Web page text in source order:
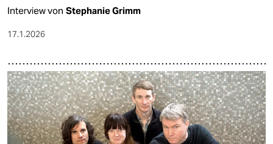
Interview von Stephanie Grimm
17.1.2026